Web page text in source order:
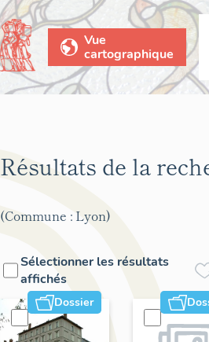
Vue
cartographique
Résultats de la
(Commune : Lyon)
Sélectionner les résultats
affichés
Dossier